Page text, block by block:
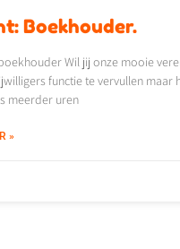
Boekhouder.
Wil jij onze mooie
functie te vervullen maar
meerder uren
»